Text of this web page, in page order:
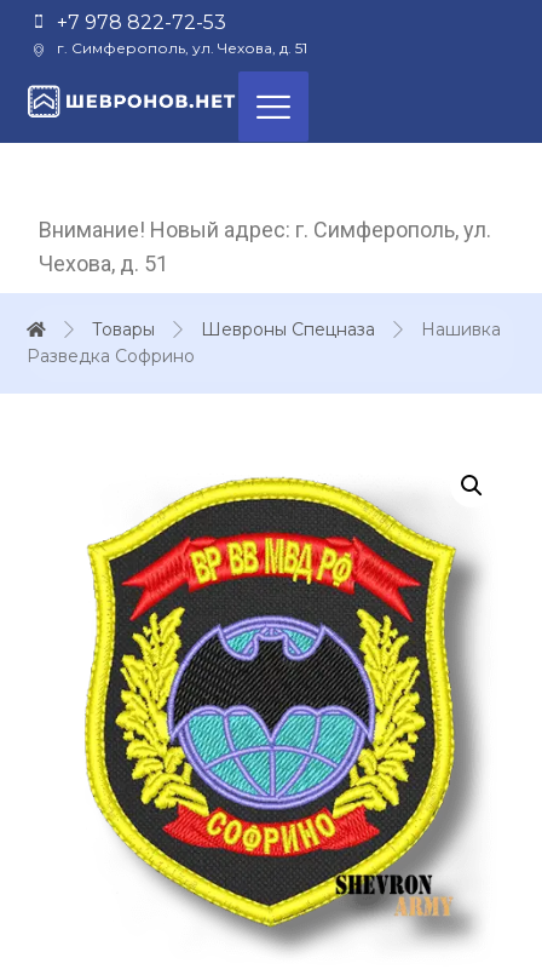
+7 978 822-72-53
г. Симферополь, ул. Чехова, д. 51
Внимание! Новый адрес: г. Симферополь, ул.
Чехова, д. 51
Товары Шевроны Спецназа
Нашивка
Разведка Софрино